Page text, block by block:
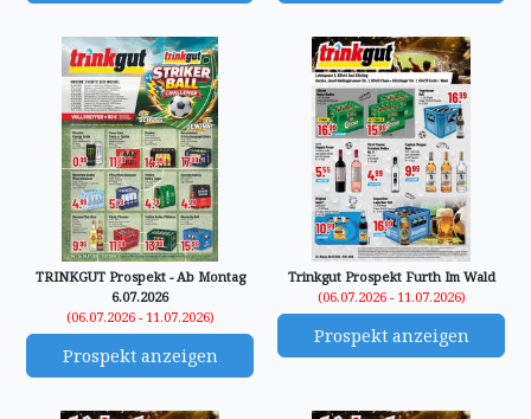
TRINKGUT Prospekt - Ab Montag
6.07.2026
(06.07.2026 - 11.07.2026)
Prospekt anzeigen
Trinkgut Prospekt Furth Im Wald
(06.07.2026 - 11.07.2026)
Prospekt anzeigen